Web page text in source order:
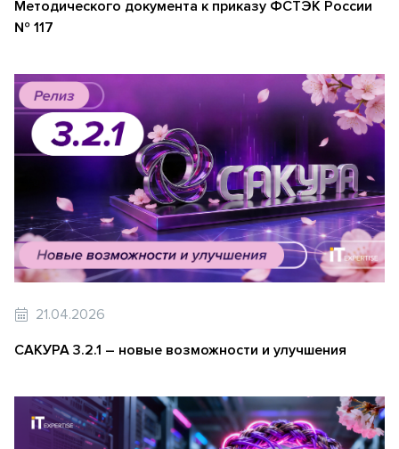
Методического документа к приказу ФСТЭК России
№ 117
21.04.2026
САКУРА 3.2.1 – новые возможности и улучшения